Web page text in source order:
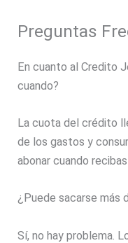
Preguntas
En cuanto al Credito
cuando?
La cuota del crédito
de los gastos y
abonar cuando
¿Puede sacarse más
Sí, no hay problema.